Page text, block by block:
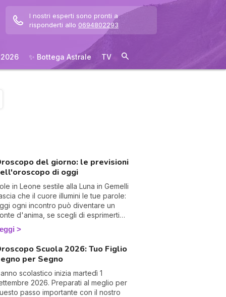
I nostri esperti sono pronti a
risponderti allo 0694802293
✨ Bottega Astrale TV
del giorno: le previsioni
di oggi
in Leone sestile alla Luna in Gemelli
che il cuore illumini le tue parole:
ogni incontro può diventare un
d'anima, se scegli di esprimerti
gioia e autenticità.
Scuola 2026: Tuo Figlio
per Segno
scolastico inizia martedì 1
2026. Preparati al meglio per
passo importante con il nostro